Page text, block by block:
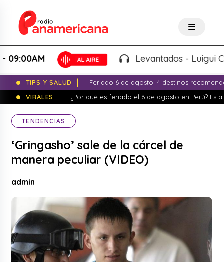
Levantados - Luigui
TIPS Y SALUD
Feriado 6 de agosto: 4 destinos
VIRALES
¿Por qué es feriado el 6 de agosto en Perú?
TENDENCIAS
‘Gringasho’ sale de la cárcel de
manera peculiar (VIDEO)
admin